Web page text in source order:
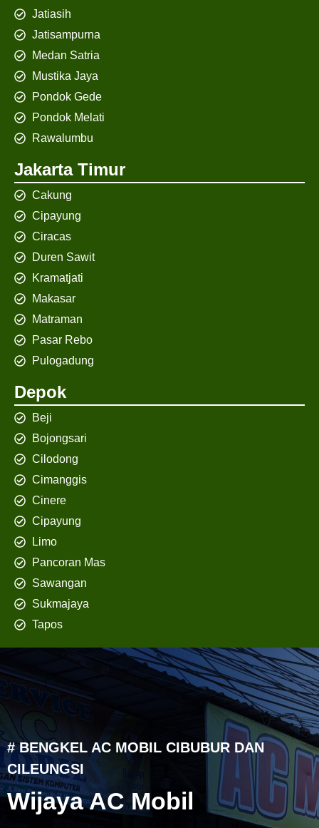
Jatiasih
Jatisampurna
Medan Satria
Mustika Jaya
Pondok Gede
Pondok Melati
Rawalumbu
Jakarta Timur
Cakung
Cipayung
Ciracas
Duren Sawit
Kramatjati
Makasar
Matraman
Pasar Rebo
Pulogadung
Depok
Beji
Bojongsari
Cilodong
Cimanggis
Cinere
Cipayung
Limo
Pancoran Mas
Sawangan
Sukmajaya
Tapos
# BENGKEL AC MOBIL CIBUBUR DAN
CILEUNGSI
Wijaya AC Mobil